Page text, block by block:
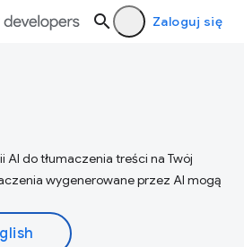
Zaloguj się
do tłumaczenia treści na Twój
wygenerowane przez AI mogą